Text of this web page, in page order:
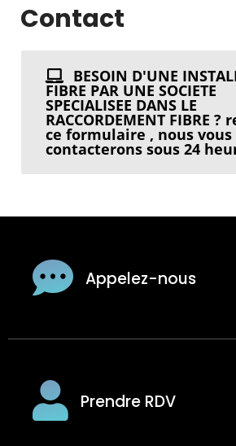
Contact
BESOIN D'UNE
FIBRE PAR UNE SOCIETE
SPECIALISEE DANS LE
RACCORDEMENT FIBRE
ce formulaire , nous vous
contacterons sous 24
Appelez-nous
Prendre RDV